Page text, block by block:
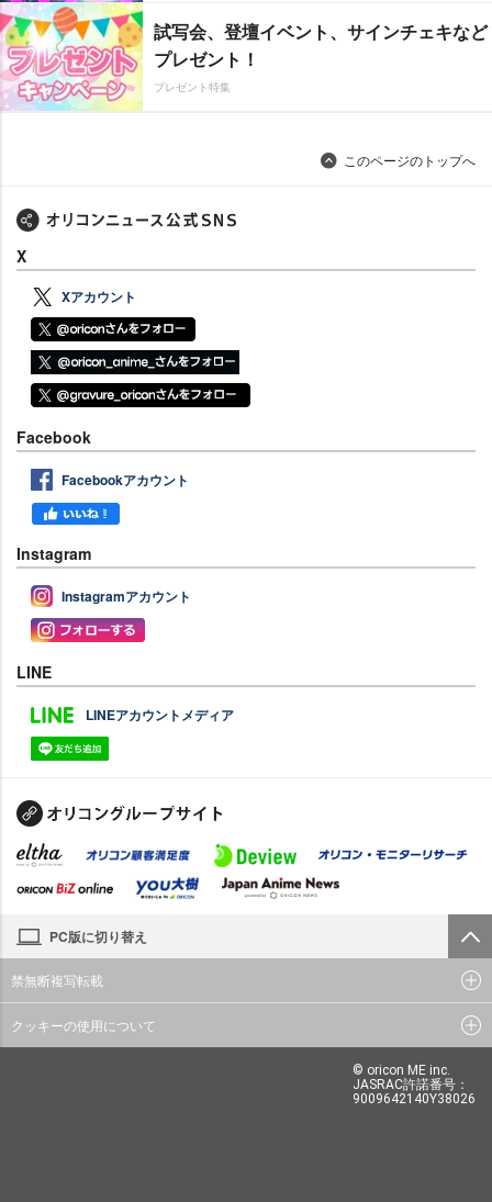
試写会、登壇イベント、サインチェキなど
プレゼント！
プレゼント特集
このページのトップへ
X
Xアカウント
Facebook
Facebookアカウント
Instagram
Instagramアカウント
LINE
LINEアカウントメディア
PC版に切り替え
禁無断複写転載
クッキーの使用について
© oricon ME inc.
JASRAC許諾番号：
9009642140Y38026